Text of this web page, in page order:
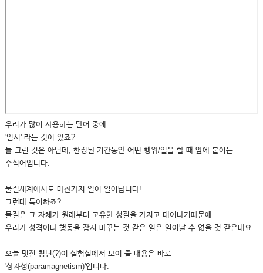
우리가 많이 사용하는 단어 중에
'임시' 라는 것이 있죠?
늘 그런 것은 아닌데, 한정된 기간동안 어떤 행위/일을 할 때 앞에 붙이는
수식어입니다.
물질세계에서도 마찬가지 일이 일어납니다!
그런데 특이하죠?
물질은 그 자체가 원래부터 고유한 성질을 가지고 태어나기때문에
우리가 성격이나 행동을 잠시 바꾸는 것 같은 일은 일어날 수 없을 것 같은데요.
오늘 멋진 청년(?)이 실험실에서 보여 줄 내용은 바로
'상자성(paramagnetism)'입니다.